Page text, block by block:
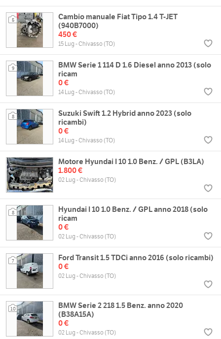
5
Cambio manuale Fiat Tipo 1.4 T-JET
(940B7000)
450 €
15 Lug - Chivasso (TO)
9
BMW Serie 1 114 D 1.6 Diesel anno 2013 (solo
ricam
0 €
14 Lug - Chivasso (TO)
8
Suzuki Swift 1.2 Hybrid anno 2023 (solo
ricambi)
0 €
14 Lug - Chivasso (TO)
Motore Hyundai I 10 1.0 Benz. / GPL (B3LA)
1.800 €
02 Lug - Chivasso (TO)
8
Hyundai I 10 1.0 Benz. / GPL anno 2018 (solo
ricam
0 €
02 Lug - Chivasso (TO)
7
Ford Transit 1.5 TDCi anno 2016 (solo ricambi)
0 €
02 Lug - Chivasso (TO)
10
BMW Serie 2 218 1.5 Benz. anno 2020
(B38A15A)
0 €
02 Lug - Chivasso (TO)